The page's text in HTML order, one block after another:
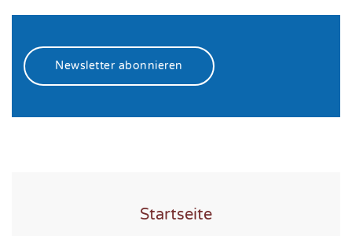
Newsletter abonnieren
Startseite